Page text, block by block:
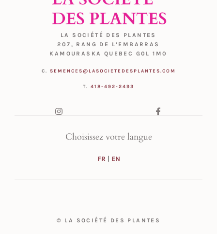
LA SOCIÉTÉ DES PLANTES
207, RANG DE L’EMBARRAS
KAMOURASKA QUEBEC G0L 1M0
C. SEMENCES@LASOCIETEDESPLANTES.COM
T. 418-492-2493
Choisissez votre langue
FR | EN
© LA SOCIÉTÉ DES PLANTES